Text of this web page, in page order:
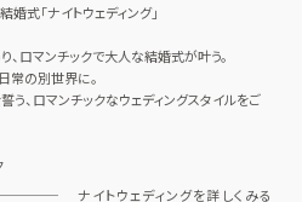
式「ナイトウェディング」
ロマンチックで大人な結婚式が叶う。
常の別世界に。
、ロマンチックなウェディングスタイルをご
ナイトウェディングを詳しくみる